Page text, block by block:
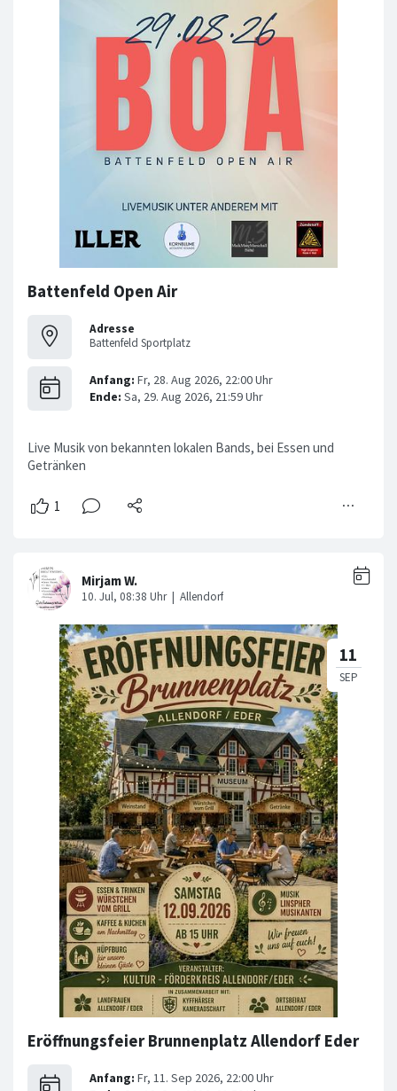
Battenfeld Open Air
Adresse
Battenfeld Sportplatz
Live Musik von bekannten lokalen Bands, bei Essen und
Getränken
Eröffnungsfeier Brunnenplatz Allendorf Eder